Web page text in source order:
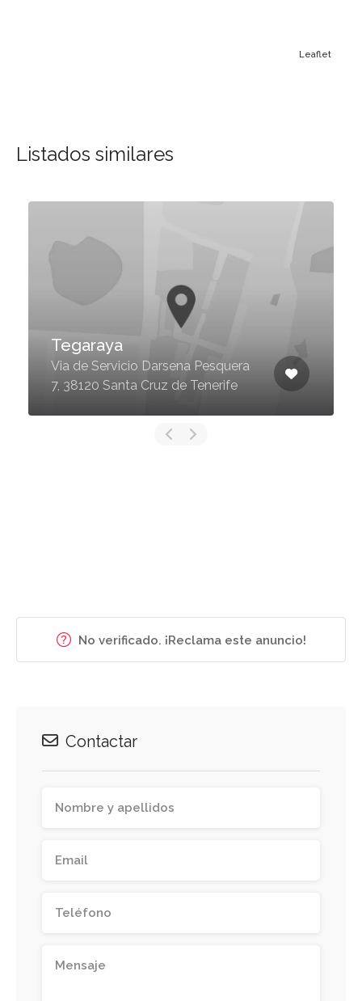
Leaflet
Listados similares
Tegaraya
Via de Servicio Darsena Pesquera
7, 38120 Santa Cruz de Tenerife
No verificado. ¡Reclama este anuncio!
Contactar